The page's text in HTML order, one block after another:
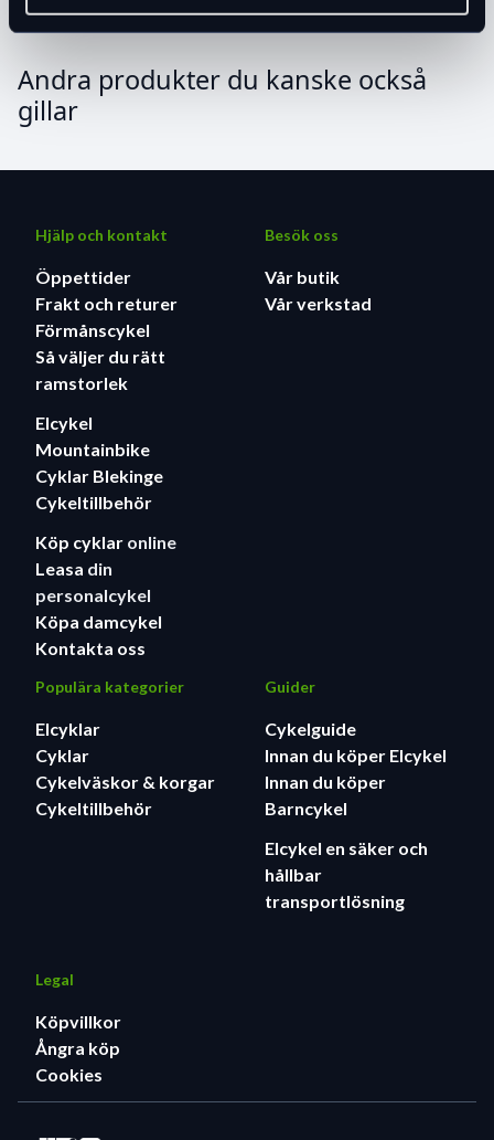
Andra produkter du kanske också
gillar
Hjälp och kontakt
Öppettider
Frakt och returer
Förmånscykel
Så väljer du rätt
ramstorlek
Elcykel
Mountainbike
Cyklar Blekinge
Cykeltillbehör
Köp cyklar online
Leasa din
personalcykel
Köpa damcykel
Kontakta oss
Besök oss
Vår butik
Vår verkstad
Populära kategorier
Elcyklar
Cyklar
Cykelväskor & korgar
Cykeltillbehör
Guider
Cykelguide
Innan du köper Elcykel
Innan du köper
Barncykel
Elcykel en säker och
hållbar
transportlösning
Legal
Köpvillkor
Ångra köp
Cookies